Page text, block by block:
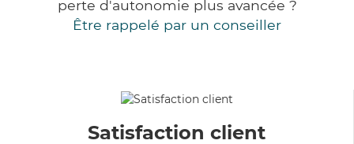
perte d'autonomie plus avancée ?
Être rappelé par un conseiller
Satisfaction client